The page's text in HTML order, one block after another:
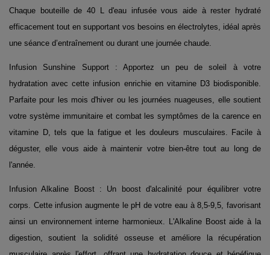
Chaque bouteille de 40 L d'eau infusée vous aide à rester hydraté
efficacement tout en supportant vos besoins en électrolytes, idéal après
une séance d’entraînement ou durant une journée chaude.
Infusion Sunshine Support : Apportez un peu de soleil à votre
hydratation avec cette infusion enrichie en vitamine D3 biodisponible.
Parfaite pour les mois d'hiver ou les journées nuageuses, elle soutient
votre système immunitaire et combat les symptômes de la carence en
vitamine D, tels que la fatigue et les douleurs musculaires. Facile à
déguster, elle vous aide à maintenir votre bien-être tout au long de
l'année.
Infusion Alkaline Boost : Un boost d'alcalinité pour équilibrer votre
corps. Cette infusion augmente le pH de votre eau à 8,5-9,5, favorisant
ainsi un environnement interne harmonieux. L'Alkaline Boost aide à la
digestion, soutient la solidité osseuse et améliore la récupération